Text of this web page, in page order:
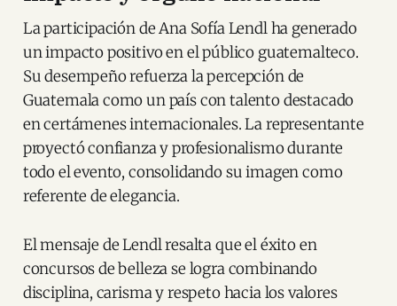
La participación de Ana Sofía Lendl ha generado
un impacto positivo en el público guatemalteco.
Su desempeño refuerza la percepción de
Guatemala como un país con talento destacado
en certámenes internacionales. La representante
proyectó confianza y profesionalismo durante
todo el evento, consolidando su imagen como
referente de elegancia.
El mensaje de Lendl resalta que el éxito en
concursos de belleza se logra combinando
disciplina, carisma y respeto hacia los valores